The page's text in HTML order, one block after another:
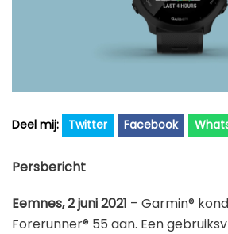
Samsung
Suunto
Xiaomi
Twitter Facebook
Persbericht
Eemnes, 2 juni 2021 – Garmin®
Forerunner® 55 aan. Een